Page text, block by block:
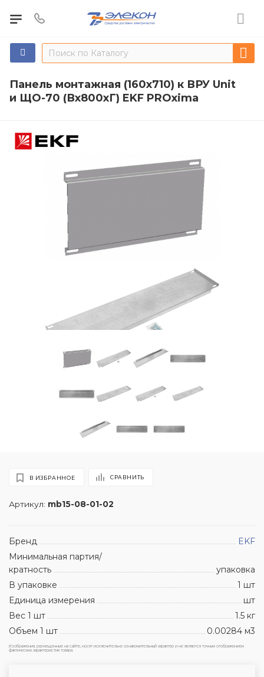
Панель монтажная (160x710) к ВРУ Unit
и ЩО-70 (Вх800хГ) EKF PROxima
Артикул: mb15-08-01-02
В ИЗБРАННОЕ СРАВНИТЬ
Бренд
EKF
Минимальная партия/
кратность
упаковка
В упаковке
1 шт
Единица измерения
шт
Вес 1 шт
1.5 кг
Объем 1 шт
0.00284 м3
Изображения, размещенные на сайте, носят исключительно ознакомительный характер и не являются точным отображением
фактических характеристик товара.